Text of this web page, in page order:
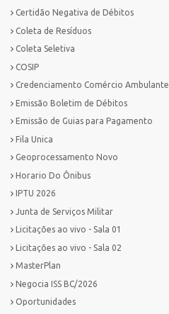
Certidão Negativa de Débitos
Coleta de Resíduos
Coleta Seletiva
COSIP
Credenciamento Comércio Ambulante
Emissão Boletim de Débitos
Emissão de Guias para Pagamento
Fila Unica
Geoprocessamento Novo
Horario Do Ônibus
IPTU 2026
Junta de Serviços Militar
Licitações ao vivo - Sala 01
Licitações ao vivo - Sala 02
MasterPlan
Negocia ISS BC/2026
Oportunidades